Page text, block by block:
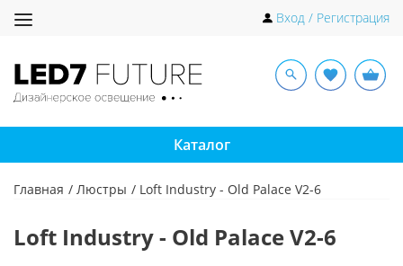
Toggle
Вход / Регистрация
Каталог
Главная Люстры Loft Industry - Old Palace V2-6
Loft Industry - Old Palace V2-6